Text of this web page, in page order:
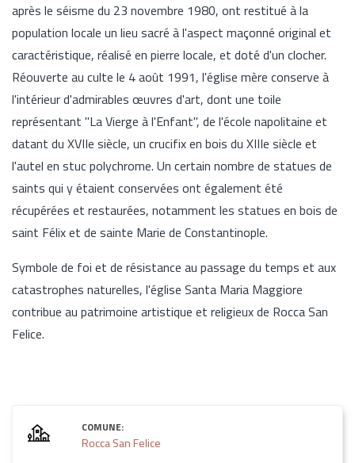
après le séisme du 23 novembre 1980, ont restitué à la
population locale un lieu sacré à l'aspect maçonné original et
caractéristique, réalisé en pierre locale, et doté d'un clocher.
Réouverte au culte le 4 août 1991, l'église mère conserve à
l'intérieur d'admirables œuvres d'art, dont une toile
représentant "La Vierge à l'Enfant", de l'école napolitaine et
datant du XVIIe siècle, un crucifix en bois du XIIIe siècle et
l'autel en stuc polychrome. Un certain nombre de statues de
saints qui y étaient conservées ont également été
récupérées et restaurées, notamment les statues en bois de
saint Félix et de sainte Marie de Constantinople.
Symbole de foi et de résistance au passage du temps et aux
catastrophes naturelles, l'église Santa Maria Maggiore
contribue au patrimoine artistique et religieux de Rocca San
Felice.
COMUNE:
Rocca San Felice